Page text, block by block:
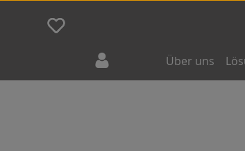
Über uns